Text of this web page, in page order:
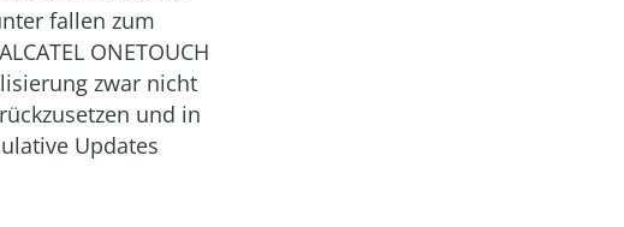
fallen zum
ONETOUCH
zwar nicht
und in
Updates